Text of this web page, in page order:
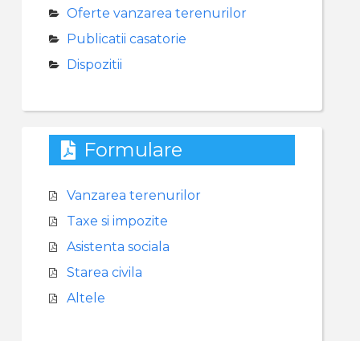
Oferte vanzarea terenurilor
Publicatii casatorie
Dispozitii
Formulare
Vanzarea terenurilor
Taxe si impozite
Asistenta sociala
Starea civila
Altele